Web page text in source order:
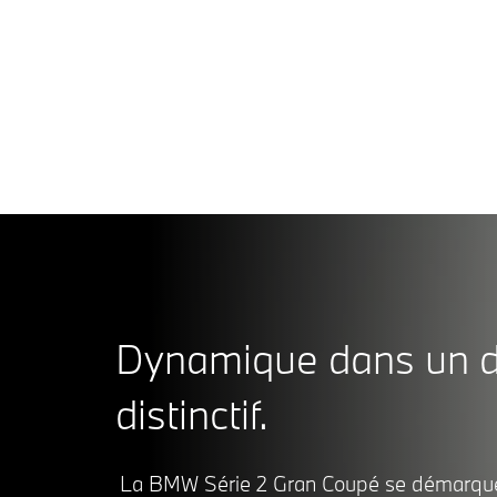
Dynamique dans un
distinctif.
La BMW Série 2 Gran Coupé se